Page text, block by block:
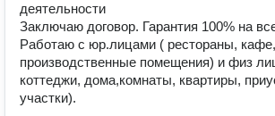
деятельности
Заключаю договор. Гарантия 100% на
Работаю с юр.лицами ( рестораны,
производственные помещения) и физ
коттеджи, дома,комнаты, квартиры,
участки).